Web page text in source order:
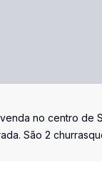
no centro de
São 2